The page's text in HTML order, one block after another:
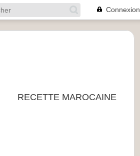
Connexion
RECETTE MAROCAINE